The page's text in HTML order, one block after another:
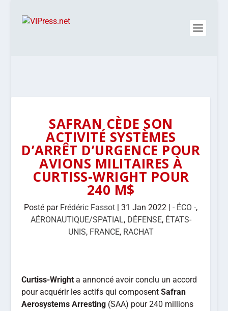
SAFRAN CÈDE SON
ACTIVITÉ SYSTÈMES
D’ARRÊT D’URGENCE POUR
AVIONS MILITAIRES À
CURTISS-WRIGHT POUR
240 M$
Posté par Frédéric Fassot |31 Jan 2022 |- ÉCO -,
AÉRONAUTIQUE/SPATIAL, DÉFENSE, ÉTATS-
UNIS, FRANCE, RACHAT
Curtiss-Wright a annoncé avoir conclu un accord
pour acquérir les actifs qui composentSafran
Aerosystems Arresting (SAA) pour 240 millions